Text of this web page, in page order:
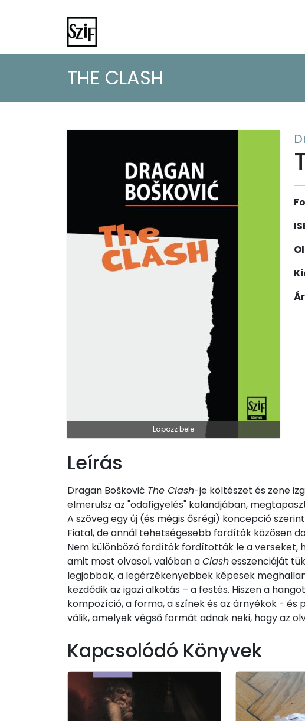
THE CLASH
Lapozz bele
Leírás
Dragan Bošković The Clash-je költészet és zene
elmerülsz az "odafigyelés" kalandjában,
A szöveg egy új (és mégis ősrégi) koncepció
Fiatal, de annál tehetségesebb fordítók közösen
Nem különböző fordítók fordították le a verseket,
amit most olvasol, valóban aClashesszenciáját
legjobbak, a legérzékenyebbek képesek
kezdődik az igazi alkotás – a festés. Hiszen a
kompozíció, a forma, a színek és az árnyékok - és
válik, amelyek végső formát adnak neki, hogy az
Kapcsolódó Könyvek